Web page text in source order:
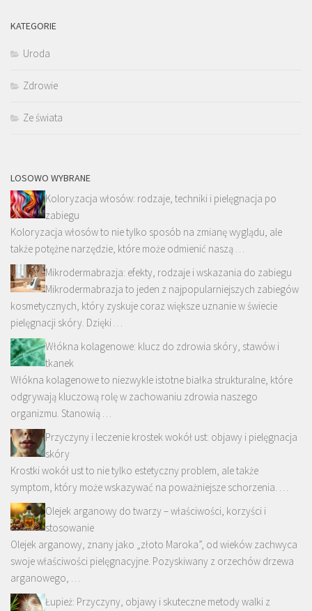
KATEGORIE
Uroda
Zdrowie
Ze świata
LOSOWO WYBRANE
Koloryzacja włosów: rodzaje, techniki i pielęgnacja po
zabiegu
Koloryzacja włosów to nie tylko sposób na zmianę wyglądu, ale
także potężne narzędzie, które może odmienić naszą …
Mikrodermabrazja: efekty, rodzaje i wskazania do zabiegu
Mikrodermabrazja to jeden z najpopularniejszych zabiegów
kosmetycznych, który zyskuje coraz większe uznanie w świecie
pielęgnacji skóry. Dzięki …
Włókna kolagenowe: klucz do zdrowia skóry, stawów i
tkanek
Włókna kolagenowe to niezwykle istotne białka strukturalne, które
odgrywają kluczową rolę w zachowaniu zdrowia naszego
organizmu. Stanowią …
Przyczyny i leczenie krostek wokół ust: objawy i pielęgnacja
skóry
Krostki wokół ust to nie tylko estetyczny problem, ale także
symptom, który może wskazywać na poważniejsze schorzenia. …
Olejek arganowy do twarzy – właściwości, korzyści i
stosowanie
Olejek arganowy, znany jako „złoto Maroka”, od wieków zachwyca
swoje właściwości pielęgnacyjne. Pozyskiwany z orzechów drzewa
arganowego, …
Łupież: Przyczyny, objawy i skuteczne metody walki z